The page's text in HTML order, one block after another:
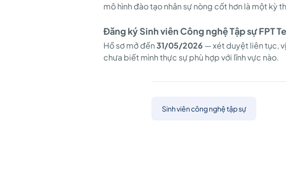
mô hình đào tạo nhân sự nòng cốt hơn là một kỳ
Đăng kýSinh viên Công nghệ Tập sự FPT
Hồ sơ mở đến31/05/2026 — xét duyệt liên tục,
chưa biết mình thực sự phù hợp với lĩnh vực nào.
Sinh viên công nghệ tập sự